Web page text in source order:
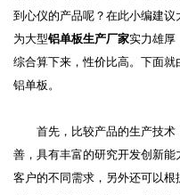
到心仪的产品呢？在此小编建
为大型铝单板生产厂家实力雄厚
综合算下来，性价比高。下面
铝单板。
首先，比较产品的生产技术
善，具有丰富的研究开发创新
客户的不同需求，另外还可以